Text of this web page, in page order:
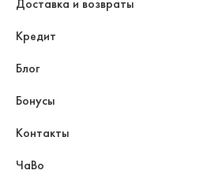
Доставка и возвраты
Кредит
Блог
Бонусы
Контакты
ЧаВо